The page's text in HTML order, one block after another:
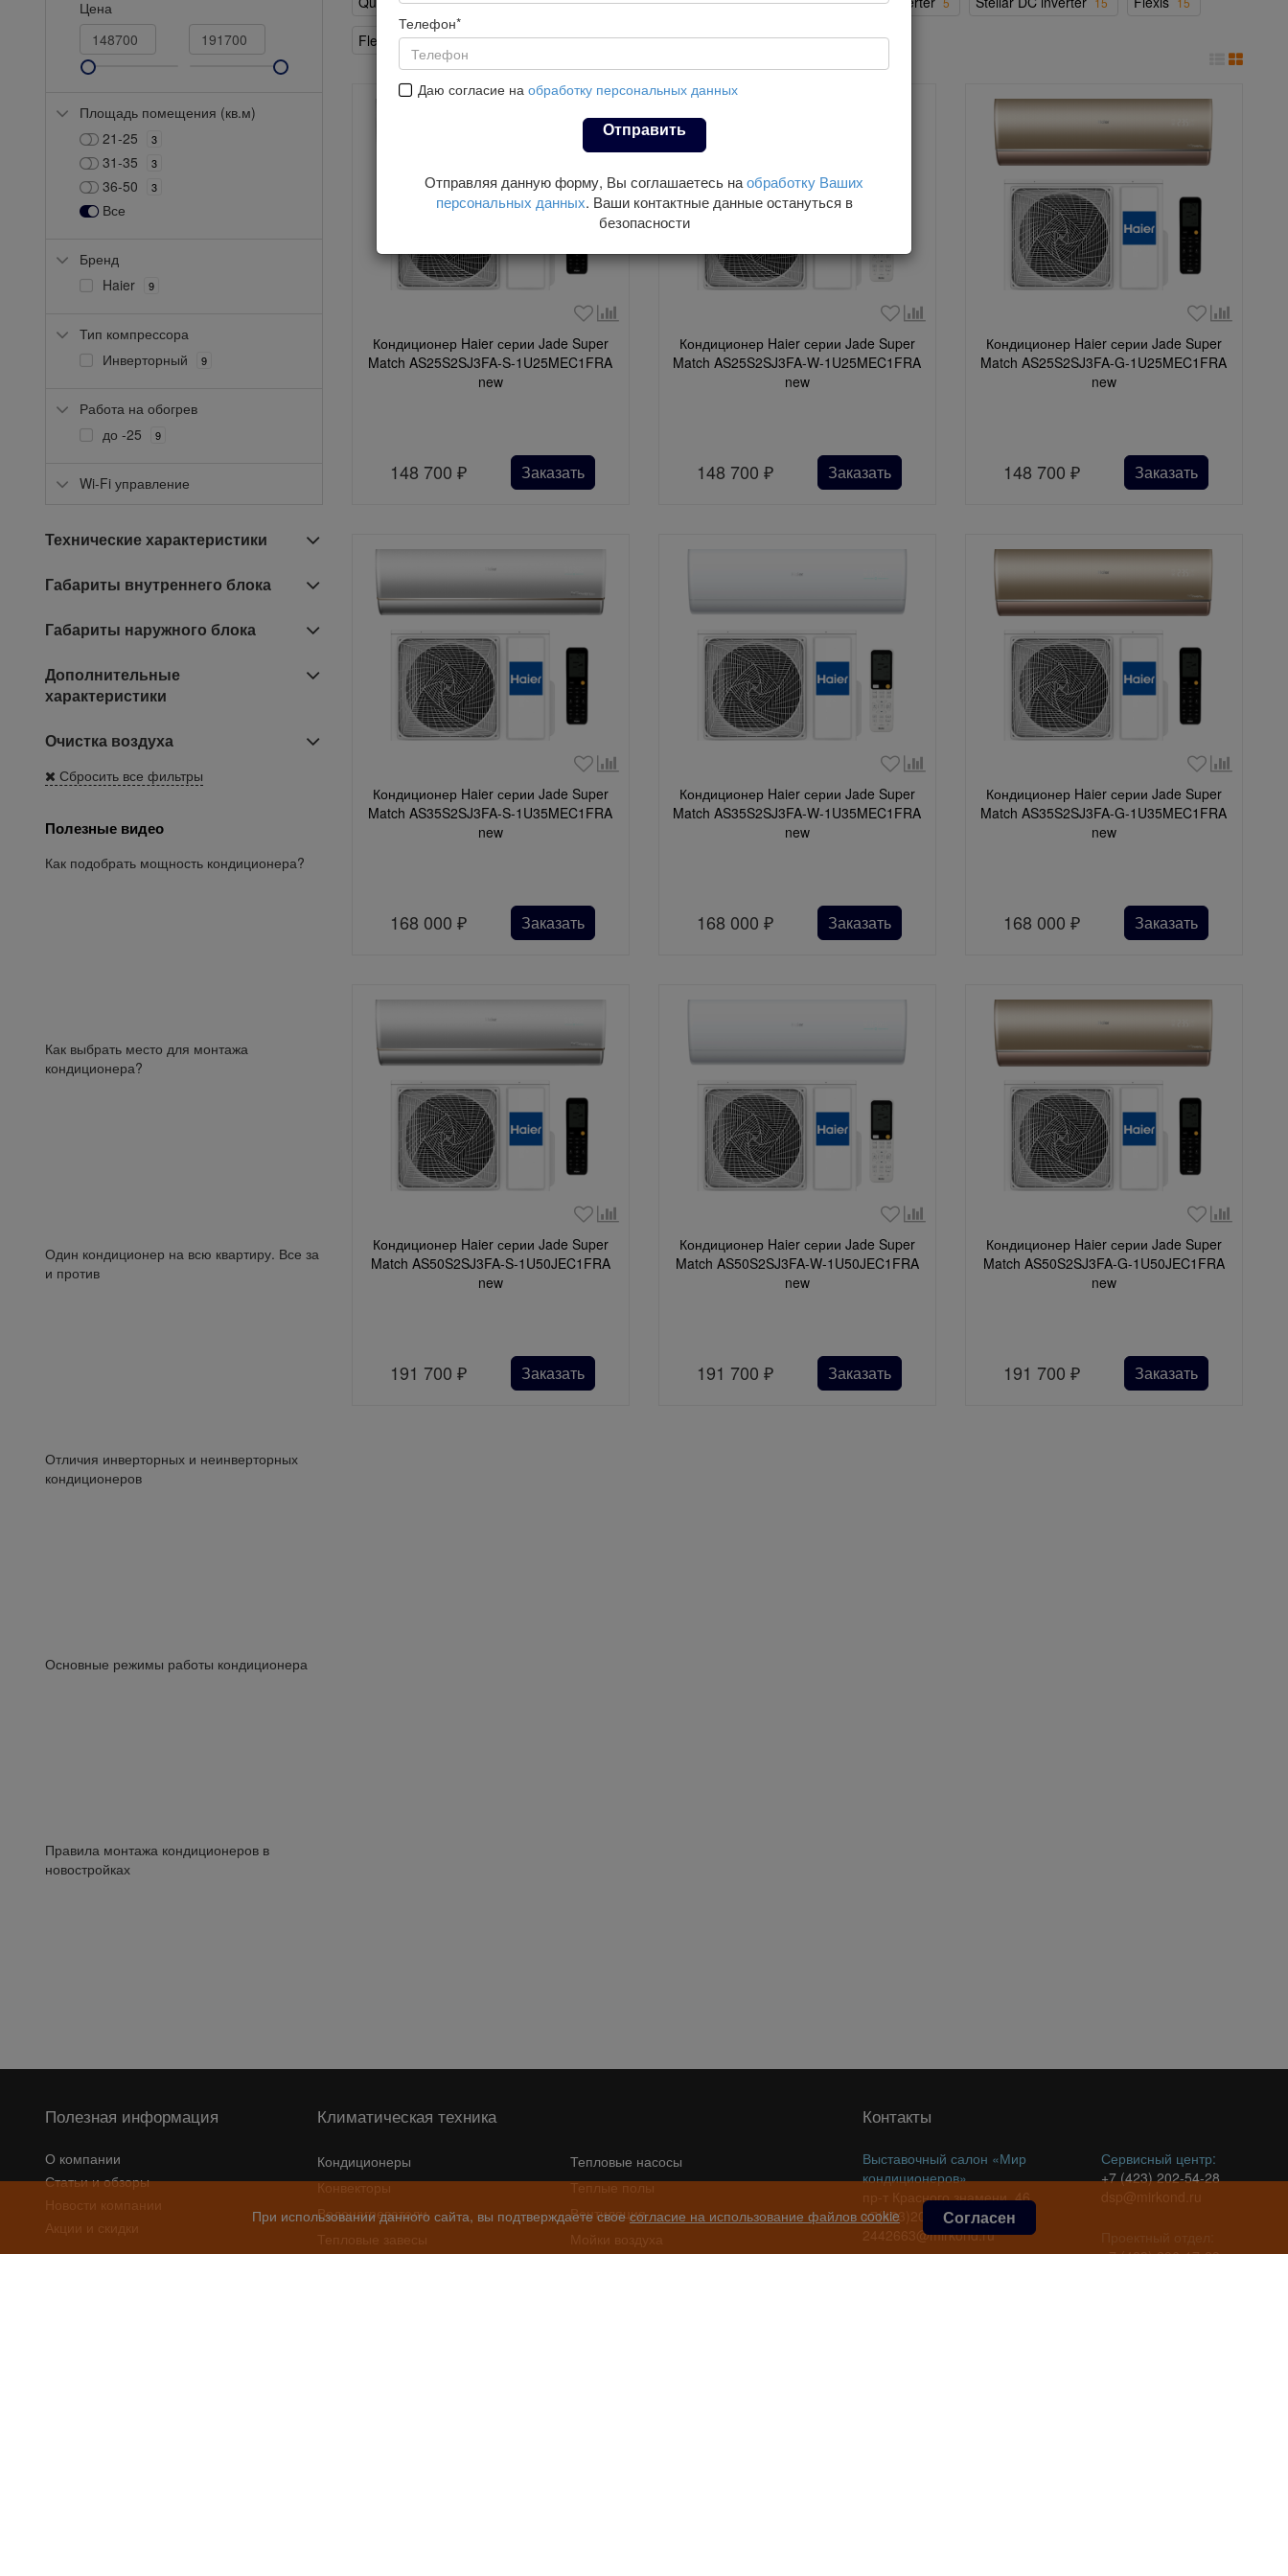
Flexis DС inverter 12 Jade inverter 9 Консольные 3
Кондиционер Haier серии Jade Super
Match AS25S2SJ3FA-S-1U25MEC1FRA
new
148 700 ₽ Заказать
Кондиционер Haier серии Jade Super
Match AS25S2SJ3FA-W-1U25MEC1FRA
new
148 700 ₽ Заказать
Кондиционер Haier серии Jade Super
Match AS25S2SJ3FA-G-1U25MEC1FRA
new
148 700 ₽ Заказать
Кондиционер Haier серии Jade Super
Match AS35S2SJ3FA-S-1U35MEC1FRA
new
168 000 ₽ Заказать
Кондиционер Haier серии Jade Super
Match AS35S2SJ3FA-W-1U35MEC1FRA
new
168 000 ₽ Заказать
Кондиционер Haier серии Jade Super
Match AS35S2SJ3FA-G-1U35MEC1FRA
new
168 000 ₽ Заказать
Кондиционер Haier серии Jade Super
Match AS50S2SJ3FA-S-1U50JEC1FRA
new
191 700 ₽ Заказать
Кондиционер Haier серии Jade Super
Match AS50S2SJ3FA-W-1U50JEC1FRA
new
191 700 ₽ Заказать
Кондиционер Haier серии Jade Super
Match AS50S2SJ3FA-G-1U50JEC1FRA
new
191 700 ₽ Заказать
Цена
Площадь помещения (кв.м)
21-25
3
31-35 3
36-50 3
Все
Бренд
Haier
9
Тип компрессора
Инверторный
9
Работа на обогрев
до -25
9
Wi-Fi управление
Технические характеристики
Габариты внутреннего блока
Габариты наружного блока
Дополнительные
характеристики
Очистка воздуха
Сбросить все фильтры
Полезные видео
Как подобрать мощность кондиционера?
Как выбрать место для монтажа
кондиционера?
Один кондиционер на всю квартиру. Все за
и против
Отличия инверторных и неинверторных
кондиционеров
Основные режимы работы кондиционера
Правила монтажа кондиционеров в
новостройках
Полезная информация
О компании
Статьи и обзоры
Климатическая техника
Кондиционеры
Тепловые насосы
Конвекторы
Теплые полы
Водонагреватели
Вентиляция
Контакты
Выставочный салон «Мир
кондиционеров»
пр-т Красного знамени, 46
+7(423)202-51-00
2442663@mirkond.ru
Сервисный центр:
+7 (423) 202-54-28
+7 (423) 296-17-23
При использовании данного сайта, вы подтверждаете свое согласие на использование файлов cookie Согласен
Телефон*
Даю согласие на обработку персональных данных
Отправить
Отправляя данную форму, Вы соглашаетесь наобработку Ваших
персональных данных. Ваши контактные данные остануться в
безопасности